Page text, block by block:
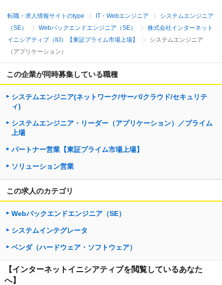
転職・求人情報サイトのtype IT・Webエンジニア
システムエンジニア
（SE）
Webバックエンドエンジニア（SE）
株式会社インターネット
イニシアティブ（IIJ）【東証プライム市場上場】
システムエンジニア
（アプリケーション）
この企業が同時募集している職種
システムエンジニア(ネットワーク/サーバ/クラウド/セキュリテ
ィ)
システムエンジニア・リーダー（アプリケーション）／プライム
上場
パートナー営業【東証プライム市場上場】
ソリューション営業
この求人のカテゴリ
Webバックエンドエンジニア（SE）
システムインテグレータ
ベンダ（ハードウェア・ソフトウェア）
【インターネットイニシアティブを閲覧しているあなた
へ】